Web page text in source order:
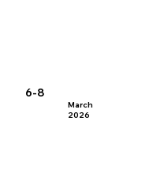
March
6-8
2026